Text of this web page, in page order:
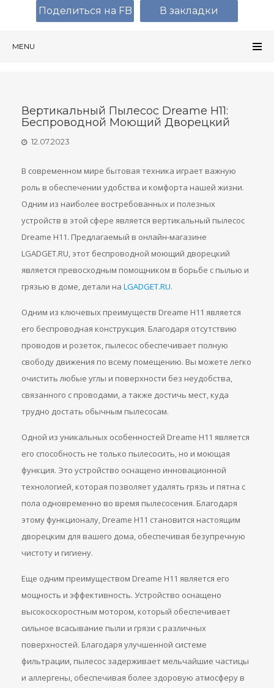
MENU
Вертикальный Пылесос Dreame H11:
Беспроводной Моющий Дворецкий
12.07.2023
В современном мире бытовая техника играет важную
роль в обеспечении удобства и комфорта нашей жизни.
Одним из наиболее востребованных и полезных
устройств в этой сфере является вертикальный пылесос
Dreame H11. Предлагаемый в онлайн-магазине
LGADGET.RU, этот беспроводной моющий дворецкий
является превосходным помощником в борьбе с пылью и
грязью в доме, детали на LGADGET.RU.
Одним из ключевых преимуществ Dreame H11 является
его беспроводная конструкция. Благодаря отсутствию
проводов и розеток, пылесос обеспечивает полную
свободу движения по всему помещению. Вы можете легко
очистить любые углы и поверхности без неудобства,
связанного с проводами, а также достичь мест, куда
трудно достать обычным пылесосам.
Одной из уникальных особенностей Dreame H11 является
его способность не только пылесосить, но и моющая
функция. Это устройство оснащено инновационной
технологией, которая позволяет удалять грязь и пятна с
пола одновременно во время пылесосения. Благодаря
этому функционалу, Dreame H11 становится настоящим
дворецким для вашего дома, обеспечивая безупречную
чистоту и гигиену.
Еще одним преимуществом Dreame H11 является его
мощность и эффективность. Устройство оснащено
высокоскоростным мотором, который обеспечивает
сильное всасывание пыли и грязи с различных
поверхностей. Благодаря улучшенной системе
фильтрации, пылесос задерживает мельчайшие частицы
и аллергены, обеспечивая более здоровую атмосферу в
Поделиться на FB В закладки